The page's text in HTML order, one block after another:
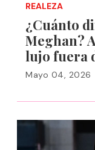
REALEZA
¿Cuánto
Meghan?
lujo fuera
Mayo 04, 2026